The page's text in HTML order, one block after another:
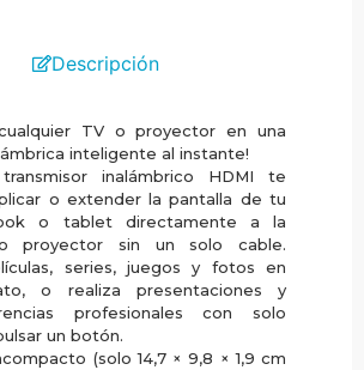
Descripción
cualquier TV o proyector en una
inteligente al instante!
inalámbrico HDMI te
o extender la pantalla de tu
o tablet directamente a la
proyector sin un solo cable.
series, juegos y fotos en
o realiza presentaciones y
profesionales con solo
un botón.
(solo 14,7 × 9,8 × 1,9 cm